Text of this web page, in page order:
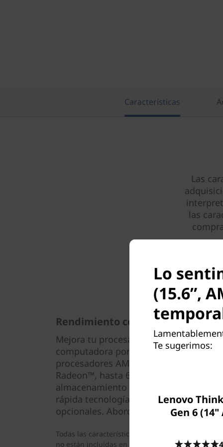
Características
Las
las
Rendimiento confiable
Mejora tu procesamiento informático
computadora portátil ThinkPad L15 2da
procesadores AMD Ryzen™ 5000
Radeon™, hasta 64 GB de memoria
almacenamiento SSD PCIe. Disfruta de
rápida tecnología WiFi 6 y la
opcionales. Aborda tu lista de tareas
Todas las características mencionadas
no están incluidas en todos los modelos; revisa
Lo
(15.6”,
Te sugerimos:
Lenovo
Gen 6 (14"